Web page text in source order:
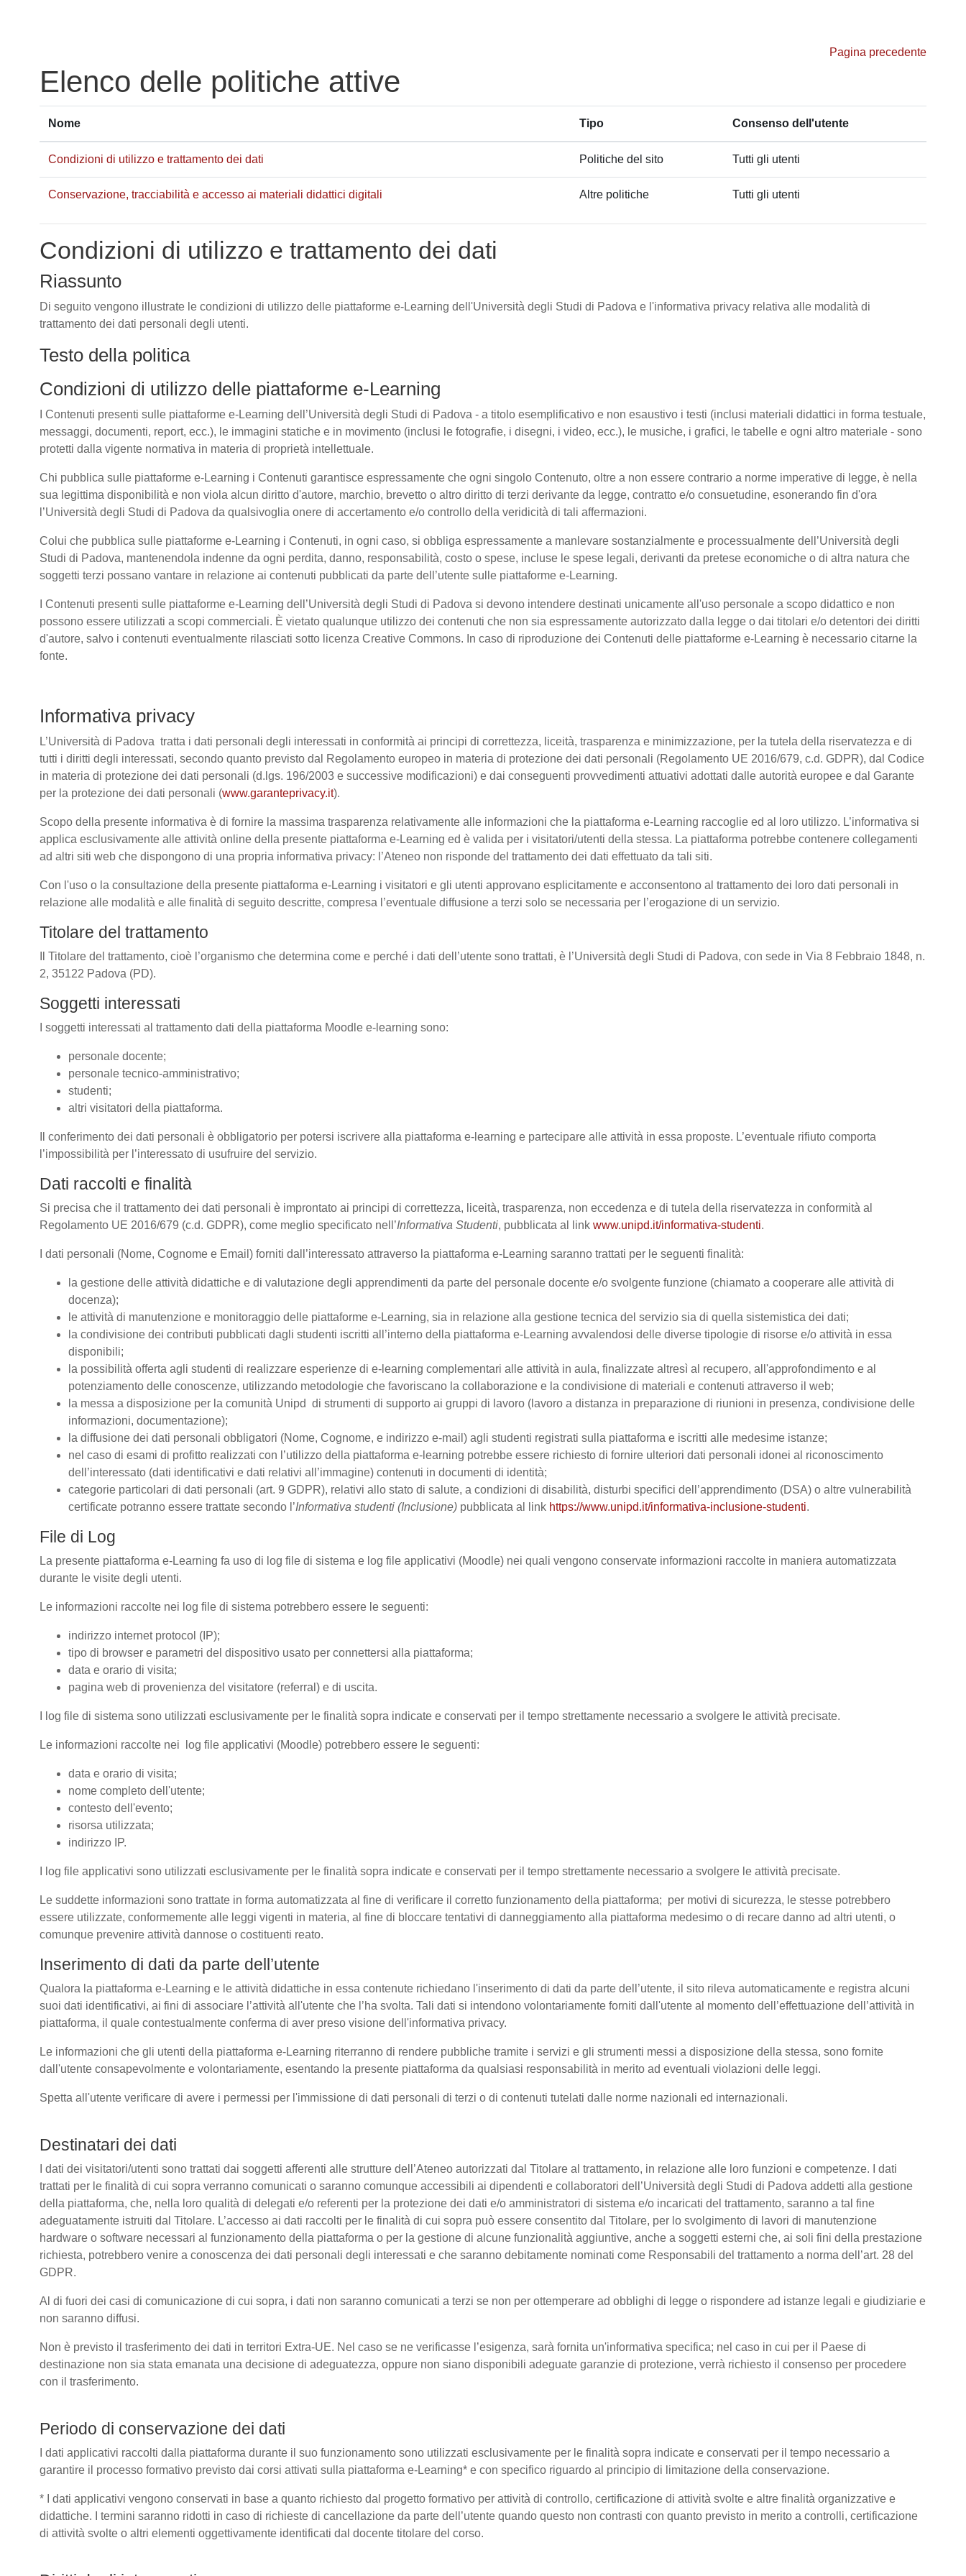
Pagina precedente
Elenco delle politiche attive
Nome Tipo Consenso dell'utente
Condizioni di utilizzo e trattamento dei dati Politiche del sito Tutti gli utenti
Conservazione, tracciabilità e accesso ai materiali didattici digitali Altre politiche Tutti gli utenti
Condizioni di utilizzo e trattamento dei dati
Riassunto
Di seguito vengono illustrate le condizioni di utilizzo delle piattaforme e-Learning dell'Università degli Studi di Padova e l'informativa privacy relativa alle modalità di
trattamento dei dati personali degli utenti.
Testo della politica
Condizioni di utilizzo delle piattaforme e-Learning
I Contenuti presenti sulle piattaforme e-Learning dell’Università degli Studi di Padova - a titolo esemplificativo e non esaustivo i testi (inclusi materiali didattici in forma testuale,
messaggi, documenti, report, ecc.), le immagini statiche e in movimento (inclusi le fotografie, i disegni, i video, ecc.), le musiche, i grafici, le tabelle e ogni altro materiale - sono
protetti dalla vigente normativa in materia di proprietà intellettuale.
Chi pubblica sulle piattaforme e-Learning i Contenuti garantisce espressamente che ogni singolo Contenuto, oltre a non essere contrario a norme imperative di legge, è nella
sua legittima disponibilità e non viola alcun diritto d'autore, marchio, brevetto o altro diritto di terzi derivante da legge, contratto e/o consuetudine, esonerando fin d'ora
l’Università degli Studi di Padova da qualsivoglia onere di accertamento e/o controllo della veridicità di tali affermazioni.
Colui che pubblica sulle piattaforme e-Learning i Contenuti, in ogni caso, si obbliga espressamente a manlevare sostanzialmente e processualmente dell’Università degli
Studi di Padova, mantenendola indenne da ogni perdita, danno, responsabilità, costo o spese, incluse le spese legali, derivanti da pretese economiche o di altra natura che
soggetti terzi possano vantare in relazione ai contenuti pubblicati da parte dell’utente sulle piattaforme e-Learning.
I Contenuti presenti sulle piattaforme e-Learning dell’Università degli Studi di Padova si devono intendere destinati unicamente all'uso personale a scopo didattico e non
possono essere utilizzati a scopi commerciali. È vietato qualunque utilizzo dei contenuti che non sia espressamente autorizzato dalla legge o dai titolari e/o detentori dei diritti
d'autore, salvo i contenuti eventualmente rilasciati sotto licenza Creative Commons. In caso di riproduzione dei Contenuti delle piattaforme e-Learning è necessario citarne la
fonte.
Informativa privacy
L’Università di Padova tratta i dati personali degli interessati in conformità ai principi di correttezza, liceità, trasparenza e minimizzazione, per la tutela della riservatezza e di
tutti i diritti degli interessati, secondo quanto previsto dal Regolamento europeo in materia di protezione dei dati personali (Regolamento UE 2016/679, c.d. GDPR), dal Codice
in materia di protezione dei dati personali (d.lgs. 196/2003 e successive modificazioni) e dai conseguenti provvedimenti attuativi adottati dalle autorità europee e dal Garante
per la protezione dei dati personali (www.garanteprivacy.it).
Scopo della presente informativa è di fornire la massima trasparenza relativamente alle informazioni che la piattaforma e-Learning raccoglie ed al loro utilizzo. L’informativa si
applica esclusivamente alle attività online della presente piattaforma e-Learning ed è valida per i visitatori/utenti della stessa. La piattaforma potrebbe contenere collegamenti
ad altri siti web che dispongono di una propria informativa privacy: l’Ateneo non risponde del trattamento dei dati effettuato da tali siti.
Con l'uso o la consultazione della presente piattaforma e-Learning i visitatori e gli utenti approvano esplicitamente e acconsentono al trattamento dei loro dati personali in
relazione alle modalità e alle finalità di seguito descritte, compresa l’eventuale diffusione a terzi solo se necessaria per l’erogazione di un servizio.
Titolare del trattamento
Il Titolare del trattamento, cioè l’organismo che determina come e perché i dati dell’utente sono trattati, è l’Università degli Studi di Padova, con sede in Via 8 Febbraio 1848, n.
2, 35122 Padova (PD).
Soggetti interessati
I soggetti interessati al trattamento dati della piattaforma Moodle e-learning sono:
personale docente;
personale tecnico-amministrativo;
studenti;
altri visitatori della piattaforma.
Il conferimento dei dati personali è obbligatorio per potersi iscrivere alla piattaforma e-learning e partecipare alle attività in essa proposte. L’eventuale rifiuto comporta
l’impossibilità per l’interessato di usufruire del servizio.
Dati raccolti e finalità
Si precisa che il trattamento dei dati personali è improntato ai principi di correttezza, liceità, trasparenza, non eccedenza e di tutela della riservatezza in conformità al
Regolamento UE 2016/679 (c.d. GDPR), come meglio specificato nell’Informativa Studenti, pubblicata al link www.unipd.it/informativa-studenti.
I dati personali (Nome, Cognome e Email) forniti dall’interessato attraverso la piattaforma e-Learning saranno trattati per le seguenti finalità:
la gestione delle attività didattiche e di valutazione degli apprendimenti da parte del personale docente e/o svolgente funzione (chiamato a cooperare alle attività di
docenza);
le attività di manutenzione e monitoraggio delle piattaforme e-Learning, sia in relazione alla gestione tecnica del servizio sia di quella sistemistica dei dati;
la condivisione dei contributi pubblicati dagli studenti iscritti all’interno della piattaforma e-Learning avvalendosi delle diverse tipologie di risorse e/o attività in essa
disponibili;
la possibilità offerta agli studenti di realizzare esperienze di e-learning complementari alle attività in aula, finalizzate altresì al recupero, all'approfondimento e al
potenziamento delle conoscenze, utilizzando metodologie che favoriscano la collaborazione e la condivisione di materiali e contenuti attraverso il web;
la messa a disposizione per la comunità Unipd di strumenti di supporto ai gruppi di lavoro (lavoro a distanza in preparazione di riunioni in presenza, condivisione delle
informazioni, documentazione);
la diffusione dei dati personali obbligatori (Nome, Cognome, e indirizzo e-mail) agli studenti registrati sulla piattaforma e iscritti alle medesime istanze;
nel caso di esami di profitto realizzati con l’utilizzo della piattaforma e-learning potrebbe essere richiesto di fornire ulteriori dati personali idonei al riconoscimento
dell’interessato (dati identificativi e dati relativi all’immagine) contenuti in documenti di identità;
categorie particolari di dati personali (art. 9 GDPR), relativi allo stato di salute, a condizioni di disabilità, disturbi specifici dell’apprendimento (DSA) o altre vulnerabilità
certificate potranno essere trattate secondo l’Informativa studenti (Inclusione) pubblicata al link https://www.unipd.it/informativa-inclusione-studenti.
File di Log
La presente piattaforma e-Learning fa uso di log file di sistema e log file applicativi (Moodle) nei quali vengono conservate informazioni raccolte in maniera automatizzata
durante le visite degli utenti.
Le informazioni raccolte nei log file di sistema potrebbero essere le seguenti:
indirizzo internet protocol (IP);
tipo di browser e parametri del dispositivo usato per connettersi alla piattaforma;
data e orario di visita;
pagina web di provenienza del visitatore (referral) e di uscita.
I log file di sistema sono utilizzati esclusivamente per le finalità sopra indicate e conservati per il tempo strettamente necessario a svolgere le attività precisate.
Le informazioni raccolte nei log file applicativi (Moodle) potrebbero essere le seguenti:
data e orario di visita;
nome completo dell'utente;
contesto dell'evento;
risorsa utilizzata;
indirizzo IP.
I log file applicativi sono utilizzati esclusivamente per le finalità sopra indicate e conservati per il tempo strettamente necessario a svolgere le attività precisate.
Le suddette informazioni sono trattate in forma automatizzata al fine di verificare il corretto funzionamento della piattaforma; per motivi di sicurezza, le stesse potrebbero
essere utilizzate, conformemente alle leggi vigenti in materia, al fine di bloccare tentativi di danneggiamento alla piattaforma medesimo o di recare danno ad altri utenti, o
comunque prevenire attività dannose o costituenti reato.
Inserimento di dati da parte dell’utente
Qualora la piattaforma e-Learning e le attività didattiche in essa contenute richiedano l'inserimento di dati da parte dell’utente, il sito rileva automaticamente e registra alcuni
suoi dati identificativi, ai fini di associare l’attività all'utente che l’ha svolta. Tali dati si intendono volontariamente forniti dall'utente al momento dell’effettuazione dell’attività in
piattaforma, il quale contestualmente conferma di aver preso visione dell'informativa privacy.
Le informazioni che gli utenti della piattaforma e-Learning riterranno di rendere pubbliche tramite i servizi e gli strumenti messi a disposizione della stessa, sono fornite
dall'utente consapevolmente e volontariamente, esentando la presente piattaforma da qualsiasi responsabilità in merito ad eventuali violazioni delle leggi.
Spetta all'utente verificare di avere i permessi per l'immissione di dati personali di terzi o di contenuti tutelati dalle norme nazionali ed internazionali.
Destinatari dei dati
I dati dei visitatori/utenti sono trattati dai soggetti afferenti alle strutture dell’Ateneo autorizzati dal Titolare al trattamento, in relazione alle loro funzioni e competenze. I dati
trattati per le finalità di cui sopra verranno comunicati o saranno comunque accessibili ai dipendenti e collaboratori dell’Università degli Studi di Padova addetti alla gestione
della piattaforma, che, nella loro qualità di delegati e/o referenti per la protezione dei dati e/o amministratori di sistema e/o incaricati del trattamento, saranno a tal fine
adeguatamente istruiti dal Titolare. L’accesso ai dati raccolti per le finalità di cui sopra può essere consentito dal Titolare, per lo svolgimento di lavori di manutenzione
hardware o software necessari al funzionamento della piattaforma o per la gestione di alcune funzionalità aggiuntive, anche a soggetti esterni che, ai soli fini della prestazione
richiesta, potrebbero venire a conoscenza dei dati personali degli interessati e che saranno debitamente nominati come Responsabili del trattamento a norma dell’art. 28 del
GDPR.
Al di fuori dei casi di comunicazione di cui sopra, i dati non saranno comunicati a terzi se non per ottemperare ad obblighi di legge o rispondere ad istanze legali e giudiziarie e
non saranno diffusi.
Non è previsto il trasferimento dei dati in territori Extra-UE. Nel caso se ne verificasse l’esigenza, sarà fornita un'informativa specifica; nel caso in cui per il Paese di
destinazione non sia stata emanata una decisione di adeguatezza, oppure non siano disponibili adeguate garanzie di protezione, verrà richiesto il consenso per procedere
con il trasferimento.
Periodo di conservazione dei dati
I dati applicativi raccolti dalla piattaforma durante il suo funzionamento sono utilizzati esclusivamente per le finalità sopra indicate e conservati per il tempo necessario a
garantire il processo formativo previsto dai corsi attivati sulla piattaforma e-Learning* e con specifico riguardo al principio di limitazione della conservazione.
* I dati applicativi vengono conservati in base a quanto richiesto dal progetto formativo per attività di controllo, certificazione di attività svolte e altre finalità organizzative e
didattiche. I termini saranno ridotti in caso di richieste di cancellazione da parte dell’utente quando questo non contrasti con quanto previsto in merito a controlli, certificazione
di attività svolte o altri elementi oggettivamente identificati dal docente titolare del corso.